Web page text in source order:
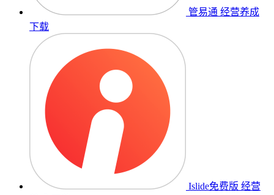
管易通 经营养成
下载
Islide免费版 经营